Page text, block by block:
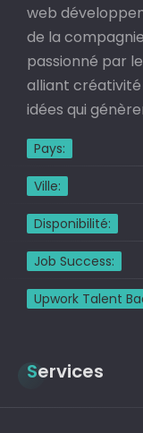
web
de la compagnie
passionné par
alliant
idées qui
Pays:
Ville:
Disponibilité:
Job Success:
Upwork Talent
Services